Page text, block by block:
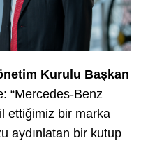
Kurulu Başkan
“Mercedes-Benz
ettiğimiz bir marka
aydınlatan bir kutup